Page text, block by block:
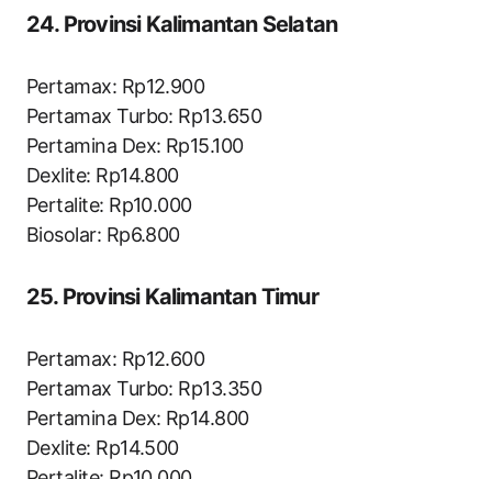
24. Provinsi Kalimantan Selatan
Pertamax: Rp12.900
Pertamax Turbo: Rp13.650
Pertamina Dex: Rp15.100
Dexlite: Rp14.800
Pertalite: Rp10.000
Biosolar: Rp6.800
25. Provinsi Kalimantan Timur
Pertamax: Rp12.600
Pertamax Turbo: Rp13.350
Pertamina Dex: Rp14.800
Dexlite: Rp14.500